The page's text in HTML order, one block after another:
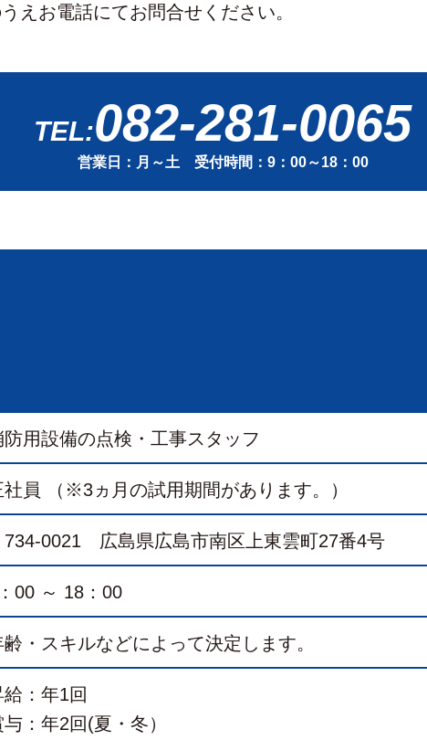
えお電話にてお問合せください。
TEL:082-281-0065
営業日：月～土 受付時間：9：00～18：00
防用設備の点検・工事スタッフ
社員 （※3ヵ月の試用期間があります。）
734-0021 広島県広島市南区上東雲町27番4号
00 ～ 18：00
齢・スキルなどによって決定します。
給：年1回
与：年2回(夏・冬）